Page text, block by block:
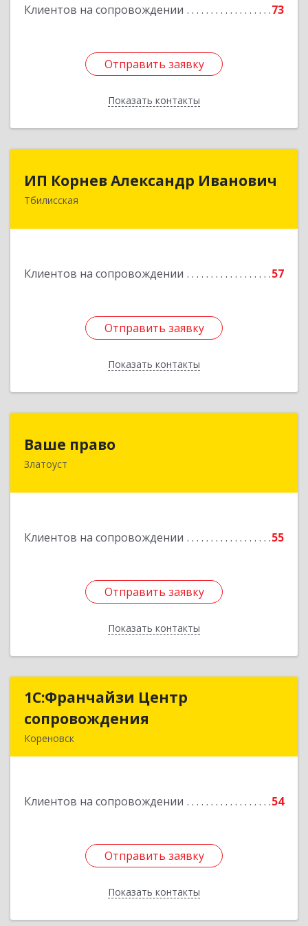
Клиентов на сопровождении 73
Отправить заявку
Показать контакты
Отправить заявку
Назад
ИП Корнев Александр Иванович
Тбилисская
Клиентов на сопровождении 57
Отправить заявку
Показать контакты
352360, Краснодарский край, Тбилисский р-н,
Отправить заявку
Назад
Ваше право
Златоуст
Клиентов на сопровождении 55
Отправить заявку
Показать контакты
Отправить заявку
Назад
1С:Франчайзи Центр
сопровождения
Кореновск
Клиентов на сопровождении 54
Отправить заявку
Показать контакты
1С:Франчайзи Центр
Отправить заявку
Назад